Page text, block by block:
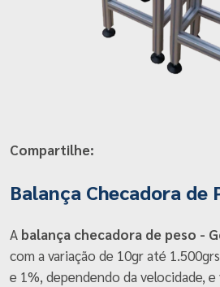
Compartilhe:
Balança Checadora de
A balança checadora de peso -
com a variação de 10gr até
e 1%, dependendo da velocidade,